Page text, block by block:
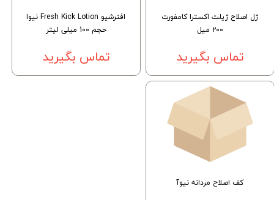
ژل اصلاح ژیلت اکسترا کامفورت
۲۰۰ میل
تماس بگیرید
افترشیو Fresh Kick Lotion نیوا
حجم 100 میلی لیتر
تماس بگیرید
کف اصلاح مردانه نیوآ